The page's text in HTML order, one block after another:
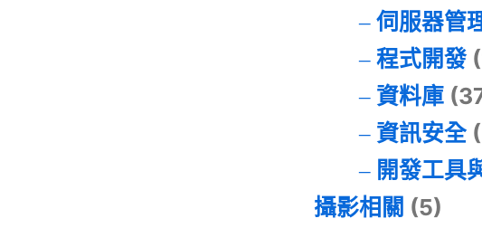
伺服器管
程式開發
資料庫
資訊安全
開發工具
攝影相關 (5)